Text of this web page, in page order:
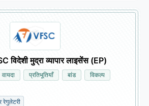
विदेशी मुद्रा व्यापार लाइसेंस (EP)
वायदा प्रतिभूतियाँ बांड विकल्प